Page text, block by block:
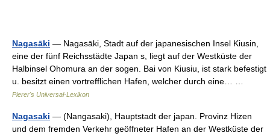
Nagasāki — Nagasāki, Stadt auf der japanesischen Insel Kiusin,
eine der fünf Reichsstädte Japan s, liegt auf der Westküste der
Halbinsel Ohomura an der sogen. Bai von Kiusiu, ist stark befestigt
u. besitzt einen vortrefflichen Hafen, welcher durch eine… …
Pierer's Universal-Lexikon
Nagasaki — (Nangasaki), Hauptstadt der japan. Provinz Hizen
und dem fremden Verkehr geöffneter Hafen an der Westküste der